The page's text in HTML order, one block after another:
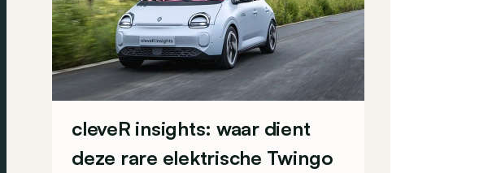
cleveR insights: waar dient
deze rare elektrische Twingo